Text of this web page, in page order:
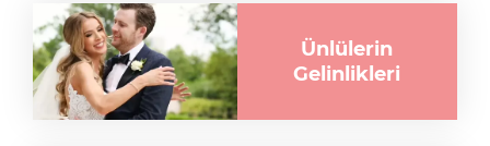
Ünlülerin
Gelinlikleri